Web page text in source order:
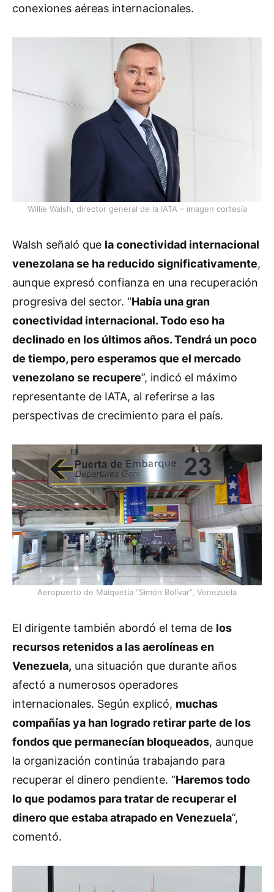
conexiones aéreas internacionales.
Willie Walsh, director general de la IATA – imagen cortesía
Walsh señaló que la conectividad internacional
venezolana se ha reducido significativamente,
aunque expresó confianza en una recuperación
progresiva del sector. “Había una gran
conectividad internacional. Todo eso ha
declinado en los últimos años. Tendrá un poco
de tiempo, pero esperamos que el mercado
venezolano se recupere”, indicó el máximo
representante de IATA, al referirse a las
perspectivas de crecimiento para el país.
Aeropuerto de Maiquetía “Simón Bolívar”, Venezuela
El dirigente también abordó el tema de los
recursos retenidos a las aerolíneas en
Venezuela, una situación que durante años
afectó a numerosos operadores
internacionales. Según explicó, muchas
compañías ya han logrado retirar parte de los
fondos que permanecían bloqueados, aunque
la organización continúa trabajando para
recuperar el dinero pendiente. “Haremos todo
lo que podamos para tratar de recuperar el
dinero que estaba atrapado en Venezuela”,
comentó.